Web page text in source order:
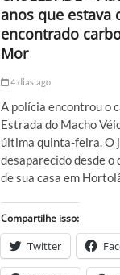
anos que estava
encontrado
Mor
4 dias ago
A polícia encontrou o
Estrada do Macho
última quinta-feira. O
desaparecido desde o
de sua casa em
Compartilhe isso:
Twitter